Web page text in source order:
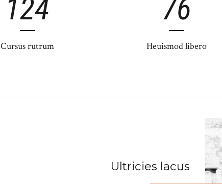
124
Cursus rutrum
76
Heuismod libero
Ultricies lacus